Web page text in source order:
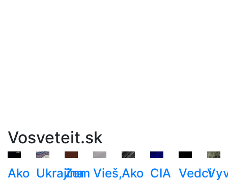
Vosveteit.sk
Ako Ukrajina
Zem Vieš,Ako CIA Vedci